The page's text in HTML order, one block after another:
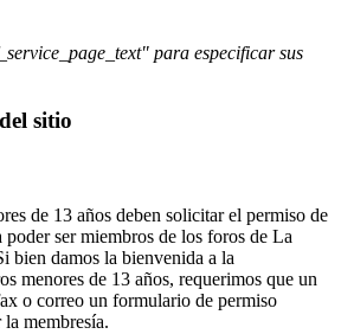
para especificar sus
sitio
de 13 años deben solicitar el permiso de
poder ser miembros de los foros de La
bien damos la bienvenida a la
menores de 13 años, requerimos que un
o correo un formulario de permiso
membresía.